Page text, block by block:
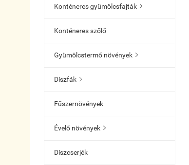
Konténeres gyümölcsfajták 
Konténeres szőlő
Gyümölcstermő növények 
Díszfák 
Fűszernövények
Évelő növények 
Díszcserjék